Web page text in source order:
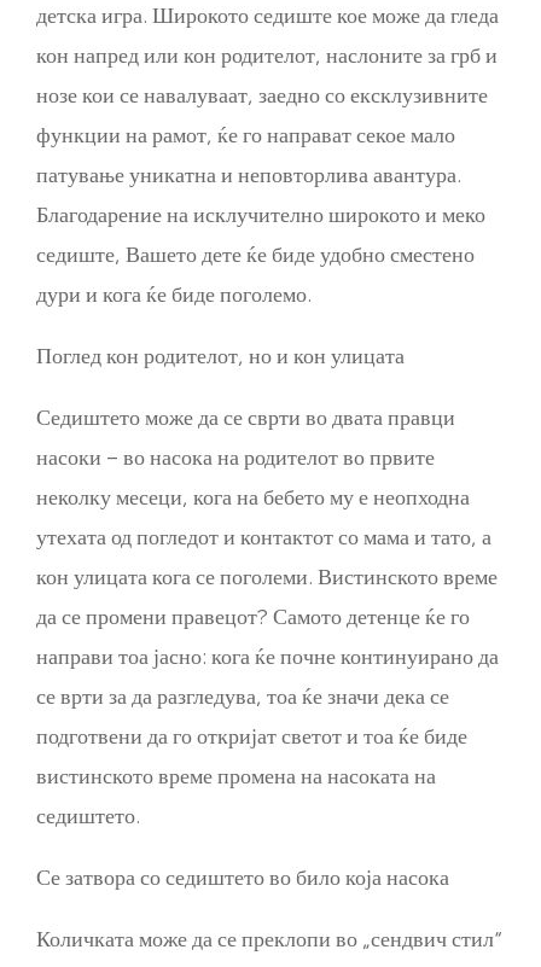
детска игра. Широкото седиште кое може да гледа
кон напред или кон родителот, наслоните за грб и
нозе кои се навалуваат, заедно со ексклузивните
функции на рамот, ќе го направат секое мало
патување уникатна и неповторлива авантура.
Благодарение на исклучително широкото и меко
седиште, Вашето дете ќе биде удобно сместено
дури и кога ќе биде поголемо.
Поглед кон родителот, но и кон улицата
Седиштето може да се сврти во двата правци
насоки – во насока на родителот во првите
неколку месеци, кога на бебето му е неопходна
утехата од погледот и контактот со мама и тато, а
кон улицата кога се поголеми. Вистинското време
да се промени правецот? Самото детенце ќе го
направи тоа јасно: кога ќе почне континуирано да
се врти за да разгледува, тоа ќе значи дека се
подготвени да го откријат светот и тоа ќе биде
вистинското време промена на насоката на
седиштето.
Се затвора со седиштето во било која насока
Количката може да се преклопи во „сендвич стил“